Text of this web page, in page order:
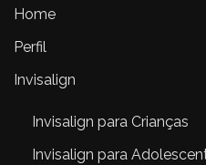
Home
Perfil
Invisalign
Invisalign para Crianças
Invisalign para